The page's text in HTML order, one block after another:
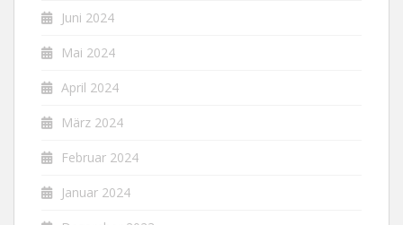
Juni 2024
Mai 2024
April 2024
März 2024
Februar 2024
Januar 2024